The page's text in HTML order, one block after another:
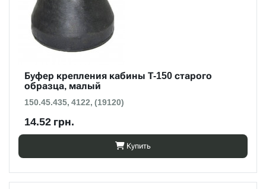
Буфер крепления кабины Т-150 старого
образца, малый
150.45.435, 4122, (19120)
14.52 грн.
Купить